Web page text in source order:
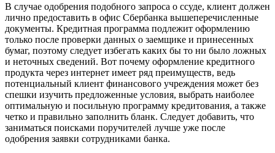
В случае одобрения подобного запроса о ссуде, клиент должен
лично предоставить в офис Сбербанка вышеперечисленные
документы. Кредитная программа подлежит оформлению
только после проверки данных о заемщике и принесенных
бумаг, поэтому следует избегать каких бы то ни было ложных
и неточных сведений. Вот почему оформление кредитного
продукта через интернет имеет ряд преимуществ, ведь
потенциальный клиент финансового учреждения может без
спешки изучить предложенные условия, выбрать наиболее
оптимальную и посильную программу кредитования, а также
четко и правильно заполнить бланк. Следует добавить, что
заниматься поисками поручителей лучше уже после
одобрения заявки сотрудниками банка.